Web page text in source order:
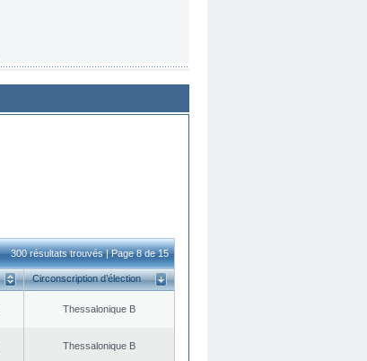
300 résultats trouvés | Page 8 de 15
Circonscription d’élection
Thessalonique B
Thessalonique B